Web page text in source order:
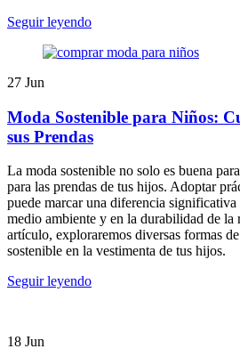
Seguir leyendo
27 Jun
Moda Sostenible para Niños:
sus Prendas
La moda sostenible no solo es buena
para las prendas de tus hijos. Adoptar
puede marcar una diferencia
medio ambiente y en la durabilidad de la
artículo, exploraremos diversas formas
sostenible en la vestimenta de tus hijos.
Seguir leyendo
18 Jun